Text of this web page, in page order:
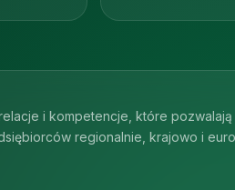
i kompetencje, które
regionalnie, krajowo i